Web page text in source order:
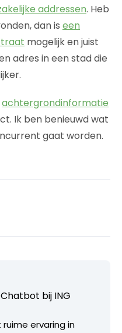
addressen. Heb
dan is een
mogelijk en juist
adres in een stad die
achtergrondinformatie
Ik ben benieuwd wat
gaat worden.
bij ING
ervaring in